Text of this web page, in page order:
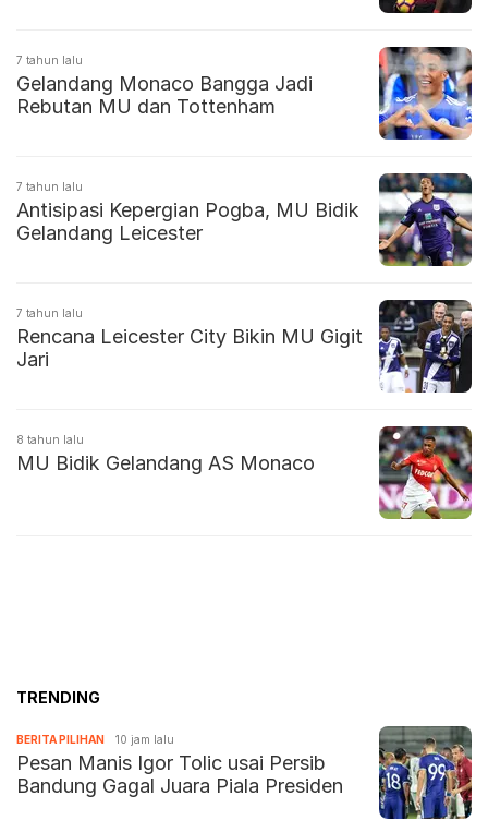
7 tahun lalu
Gelandang Monaco Bangga Jadi
Rebutan MU dan Tottenham
7 tahun lalu
Antisipasi Kepergian Pogba, MU Bidik
Gelandang Leicester
7 tahun lalu
Rencana Leicester City Bikin MU Gigit
Jari
8 tahun lalu
MU Bidik Gelandang AS Monaco
TRENDING
BERITA PILIHAN 10 jam lalu
Pesan Manis Igor Tolic usai Persib
Bandung Gagal Juara Piala Presiden